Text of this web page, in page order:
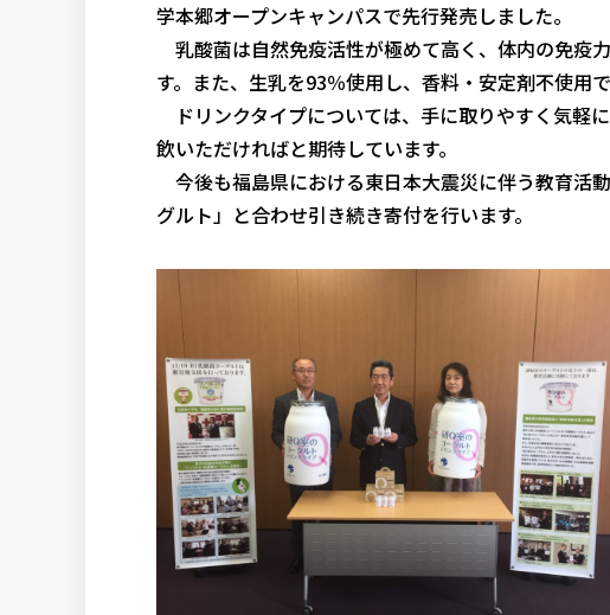
学本郷オープンキャンパスで先行発売しました。
乳酸菌は自然免疫活性が極めて高く、体内の免疫
す。また、生乳を93％使用し、香料・安定剤不使用
ドリンクタイプについては、手に取りやすく気軽
飲いただければと期待しています。
今後も福島県における東日本大震災に伴う教育活
グルト」と合わせ引き続き寄付を行います。